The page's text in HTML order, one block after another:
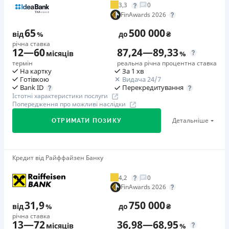
Додаткова комісія за дострокове погашення
у будь-який момент можна повністю погасити позику без
додаткових плат
Страховка
відсутня
Штрафи
Неустойка за невиконання та/або неналежне виконання
споживачем грошових зобов’язань: штраф у розмірі 75%
від суми невиконаного та/або неналежного виконання
зобов’язання на 2-й день кожного факту такого
невиконання та/або неналежного виконання.
Детальніше читайте на сайті МФО.
Необхідні документи
Паспорт,ІПН
Вік
18 - 65 років
Переваги
3,3
0
FinAwards 2026
від65%
річна ставка
до500 000₴
12—60місяців
термін
87,24—89,33%
реальна річна процентна ставка
На картку
Готівкою
Bank ID
За 1 хв
Видача 24/7
Перекредитування
Істотні характеристики послуги
Попередження про можливі наслідки
ОТРИМАТИ ПОЗИКУ Детальніше
🥇Переможець FinAwards 2026
Переможець FinAwards 2026 «Найкращий кредит
готівкою»
вiд 65%/рік до 500 000 ₴
Додаткова комісія за дострокове погашення
Кредит від Райффайзен Банку
4,2
0
FinAwards 2026
від31,9%
річна ставка
до750 000₴
13—72місяців 36,98—68,95%